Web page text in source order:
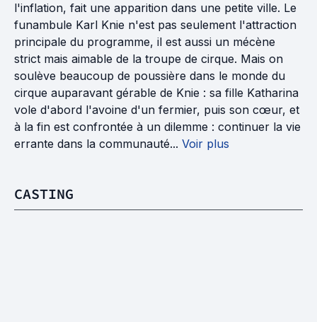
l'inflation, fait une apparition dans une petite ville. Le
funambule Karl Knie n'est pas seulement l'attraction
principale du programme, il est aussi un mécène
strict mais aimable de la troupe de cirque. Mais on
soulève beaucoup de poussière dans le monde du
cirque auparavant gérable de Knie : sa fille Katharina
vole d'abord l'avoine d'un fermier, puis son cœur, et
à la fin est confrontée à un dilemme : continuer la vie
errante dans la communauté... Voir plus
CASTING